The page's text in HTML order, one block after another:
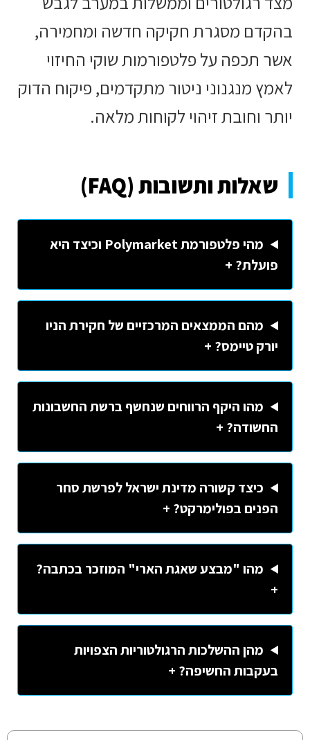
בהקדם מסגרת חקיקה חדשה ומחמירה,
אשר תכפה על פלטפורמות שוקי החיזוי
לאמץ מנגנוני ניטור מתקדמים, פיקוח הדוק
יותר וחובת זיהוי לקוחות מלאה.
שאלות ותשובות (FAQ)
מהי פלטפורמת Polymarket וכיצד היא
פועלת? +
מהם הממצאים המרכזיים של חקירת הניו
יורק טיימס? +
מהו היקף הרווחים שנחשף ברשת החשבונות
החשודה? +
כיצד קשורה מדינת ישראל לפרשת סחר
הפנים בפולימרקט? +
מהו "מבצע שאגת הארי" המוזכר בכתבה?
+
מהן ההשלכות הרגולטוריות הצפויות
בעקבות החשיפה? +